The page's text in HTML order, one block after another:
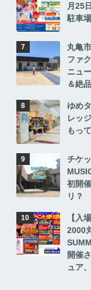
月25
駐車
丸亀
ファ
ニュ
＆絶
ゆめ
レッ
もっ
チケ
初開
リ？
【入
2000
開催
ュア